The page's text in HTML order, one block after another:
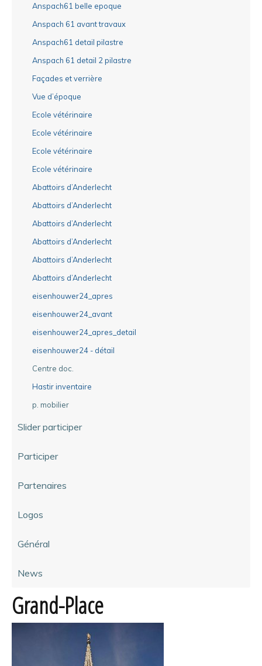
Anspach61 belle epoque
Anspach 61 avant travaux
Anspach61 detail pilastre
Anspach 61 detail 2 pilastre
Façades et verrière
Vue d’époque
Ecole vétérinaire
Ecole vétérinaire
Ecole vétérinaire
Ecole vétérinaire
Abattoirs d’Anderlecht
Abattoirs d’Anderlecht
Abattoirs d’Anderlecht
Abattoirs d’Anderlecht
Abattoirs d’Anderlecht
Abattoirs d’Anderlecht
eisenhouwer24_apres
eisenhouwer24_avant
eisenhouwer24_apres_detail
eisenhouwer24 - détail
Centre doc.
Hastir inventaire
p. mobilier
Slider participer
Participer
Partenaires
Logos
Général
News
Grand-Place